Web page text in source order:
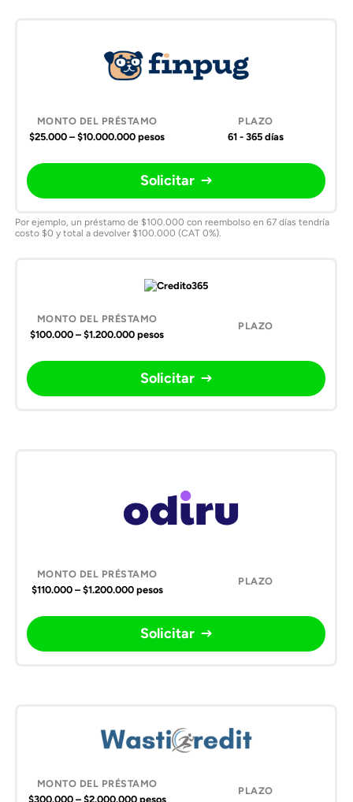
$25.000 – $10.000.000 pesos 61 - 365 días
Solicitar
Por ejemplo, un préstamo de $100.000 con reembolso en 67 días tendría
costo $0 y total a devolver $100.000 (CAT 0%).
$100.000 – $1.200.000 pesos
Solicitar
$110.000 – $1.200.000 pesos
Solicitar
$300.000 – $2.000.000 pesos